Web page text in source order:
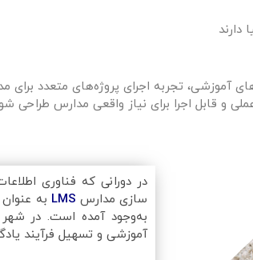
دارند
آموزشی، تجربه اجرای پروژه‌های متعدد
و قابل اجرا برای نیاز واقعی مدارس طراحی
در دورانی که فناوری
سازی مدارس LMS به
به‌وجود آمده است. در شهر
آموزشی و تسهیل فرآیند